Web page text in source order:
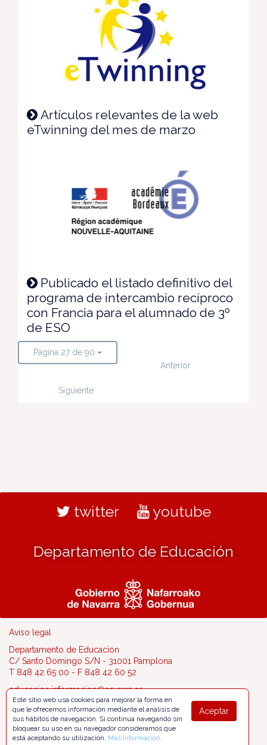
Artículos relevantes de la web
eTwinning del mes de marzo
Publicado el listado definitivo del
programa de intercambio recíproco
con Francia para el alumnado de 3º
de ESO
Página 27 de 90
Anterior
Siguiente
twitter youtube
Departamento de Educación
Aviso legal
Departamento de Educación
C/ Santo Domingo S/N - 31001 Pamplona
T 848 42 65 00 - F 848 42 60 52
educacion.informacion@navarra.es
Aceptar
Este sitio web usa cookies para mejorar la forma en
que le ofrecemos información mediante el análisis de
sus hábitos de navegación. Si continúa navegando sin
bloquear su uso en su navegador consideramos que
está aceptando su utilización. Más información.